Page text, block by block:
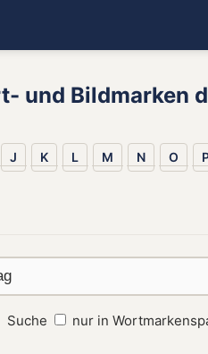
und Bildmarken
J K L M N O
Suche nur in